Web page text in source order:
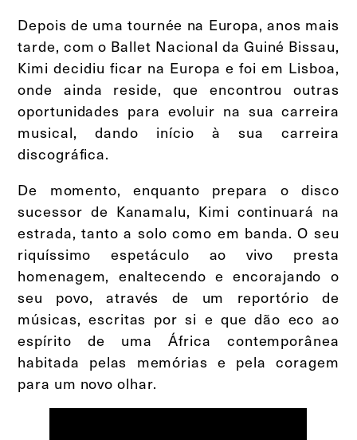
Depois de uma tournée na Europa, anos mais
tarde, com o Ballet Nacional da Guiné Bissau,
Kimi decidiu ficar na Europa e foi em Lisboa,
onde ainda reside, que encontrou outras
oportunidades para evoluir na sua carreira
musical, dando início à sua carreira
discográfica.
De momento, enquanto prepara o disco
sucessor de Kanamalu, Kimi continuará na
estrada, tanto a solo como em banda. O seu
riquíssimo espetáculo ao vivo presta
homenagem, enaltecendo e encorajando o
seu povo, através de um reportório de
músicas, escritas por si e que dão eco ao
espírito de uma África contemporânea
habitada pelas memórias e pela coragem
para um novo olhar.